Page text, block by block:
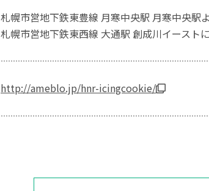
札幌市営地下鉄東豊線 月寒中央駅 月寒中央駅
札幌市営地下鉄東西線 大通駅 創成川イースト
http://ameblo.jp/hnr-icingcookie/